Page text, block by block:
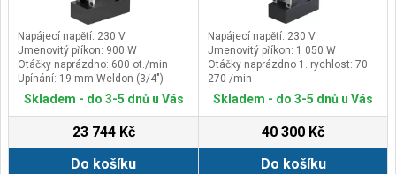
Napájecí napětí: 230 V
Jmenovitý příkon: 900 W
Otáčky naprázdno: 600 ot./min
Upínání: 19 mm Weldon (3/4")
Skladem - do 3-5 dnů u Vás
23 744 Kč
Do košíku
Napájecí napětí: 230 V
Jmenovitý příkon: 1 050 W
Otáčky naprázdno 1. rychlost: 70–
270 /min
Otáčky naprázdno 2. rychlost:
100–500 /min
Skladem - do 3-5 dnů u Vás
40 300 Kč
Do košíku